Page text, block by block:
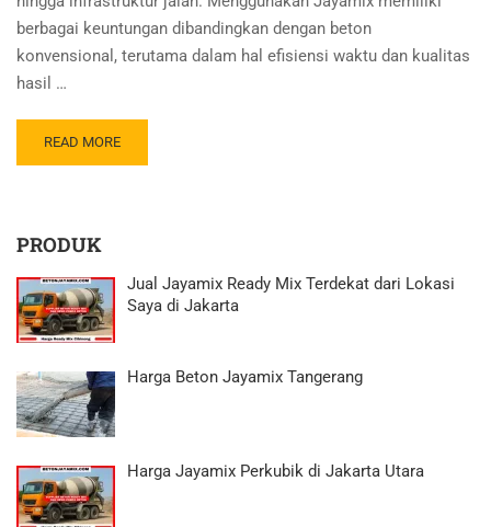
berbagai keuntungan dibandingkan dengan beton
konvensional, terutama dalam hal efisiensi waktu dan kualitas
hasil …
READ MORE
PRODUK
Jual Jayamix Ready Mix Terdekat dari Lokasi
Saya di Jakarta
Harga Beton Jayamix Tangerang
Harga Jayamix Perkubik di Jakarta Utara